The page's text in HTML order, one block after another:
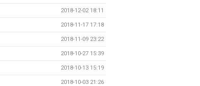
2018-12-02 18:11
2018-11-17 17:18
2018-11-09 23:22
2018-10-27 15:39
2018-10-13 15:19
2018-10-03 21:26